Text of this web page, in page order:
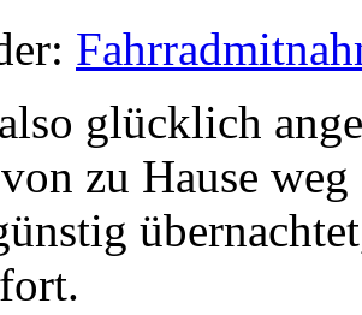
glücklich
zu Hause